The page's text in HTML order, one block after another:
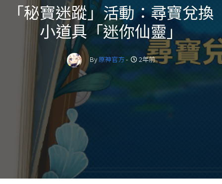
「秘寶迷蹤」活動：尋寶兌換
小道具「迷你仙靈」
By原神官方- 2年前